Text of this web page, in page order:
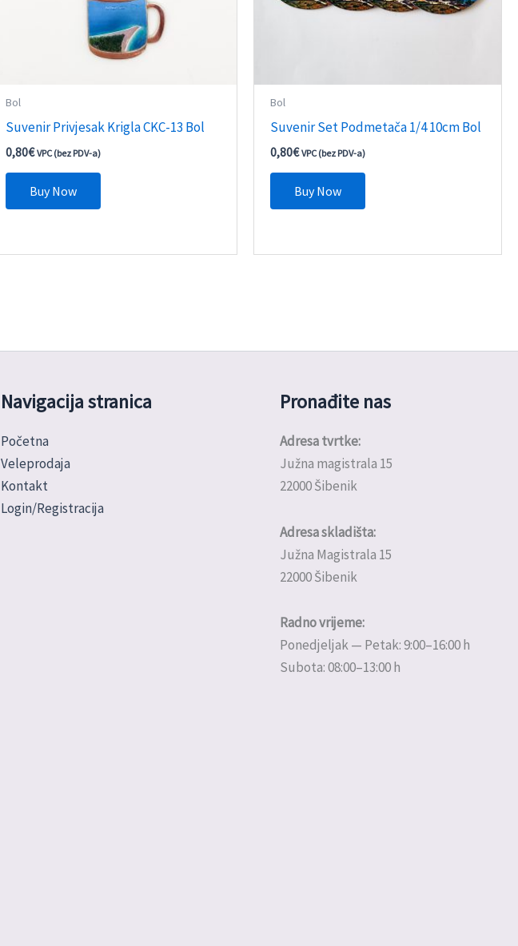
Bol
Suvenir Privjesak Krigla CKC-13 Bol
0,80€ VPC (bez PDV-a)
Buy Now
Bol
Suvenir Set Podmetača 1/4 10cm Bol
0,80€ VPC (bez PDV-a)
Buy Now
Navigacija stranica
Početna
Veleprodaja
Kontakt
Login/Registracija
Pronađite nas
Adresa tvrtke:
Južna magistrala 15
22000 Šibenik
Adresa skladišta:
Južna Magistrala 15
22000 Šibenik
Radno vrijeme:
Ponedjeljak — Petak: 9:00–16:00 h
Subota: 08:00–13:00 h